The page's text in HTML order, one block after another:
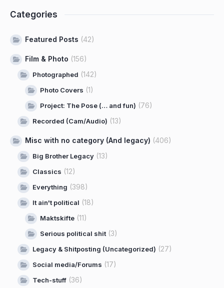
Categories
Featured Posts (42)
Film & Photo (156)
Photographed (142)
Photo Covers (1)
Project: The Pose (… and fun) (76)
Recorded (Cam/Audio) (13)
Misc with no category (And legacy) (406)
Big Brother Legacy (13)
Classics (12)
Everything (398)
It ain't political (18)
Maktskifte (11)
Serious political shit(3)
Legacy & Shitposting (Uncategorized) (27)
Social media/Forums (17)
Tech-stuff (36)